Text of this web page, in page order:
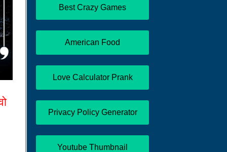
Best Crazy Games
American Food
Love Calculator Prank
Privacy Policy Generator
Youtube Thumbnail